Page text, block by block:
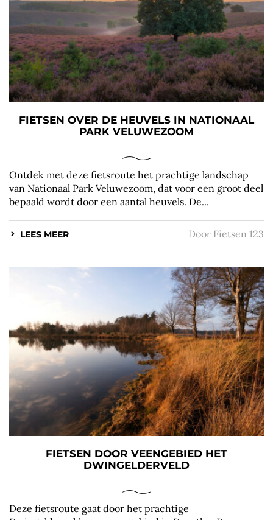
FIETSEN OVER DE HEUVELS IN NATIONAAL
PARK VELUWEZOOM
Ontdek met deze fietsroute het prachtige landschap
van Nationaal Park Veluwezoom, dat voor een groot deel
bepaald wordt door een aantal heuvels. De...
LEES MEER Door Fietsen 123
FIETSEN DOOR VEENGEBIED HET
DWINGELDERVELD
Deze fietsroute gaat door het prachtige